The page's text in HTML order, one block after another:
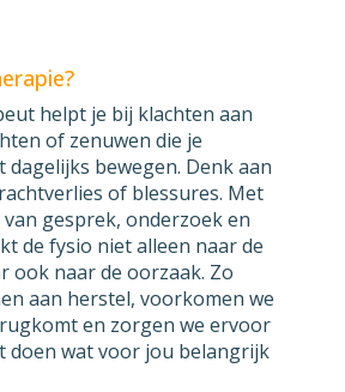
helpt je bij klachten aan
of zenuwen die je
dagelijks bewegen. Denk aan
of blessures. Met
gesprek, onderzoek en
de fysio niet alleen naar de
ook naar de oorzaak. Zo
aan herstel, voorkomen we
en zorgen we ervoor
doen wat voor jou belangrijk